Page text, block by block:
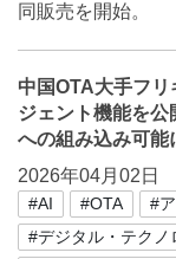
同販売を開始。
中国OTA大手フ
ジェント機能を公
への組み込み可能
2026年04月02日
#AI #OTA
#
#デジタル・テクノ